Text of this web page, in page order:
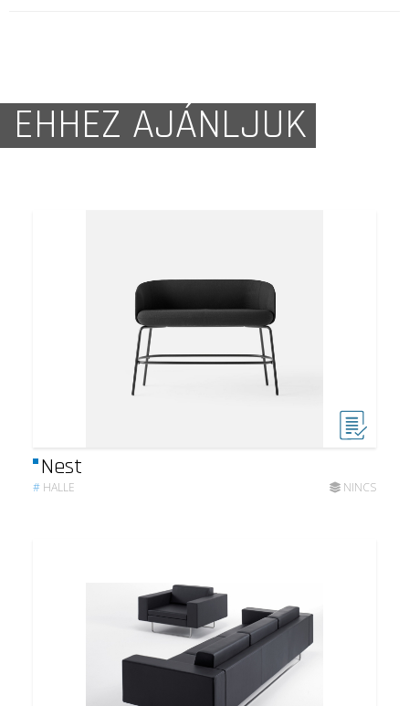
EHHEZ AJÁNLJUK
Nest
# HALLE NINCS